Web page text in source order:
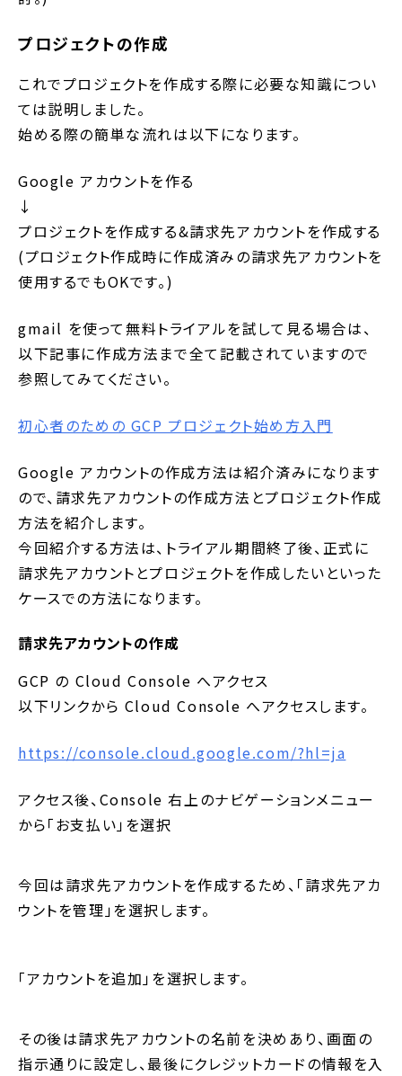
プロジェクトの作成
これでプロジェクトを作成する際に必要な知識につい
ては説明しました。
始める際の簡単な流れは以下になります。
Google アカウントを作る
↓
プロジェクトを作成する&請求先アカウントを作成する
(プロジェクト作成時に作成済みの請求先アカウントを
使用するでもOKです。)
gmail を使って無料トライアルを試して見る場合は、
以下記事に作成方法まで全て記載されていますので
参照してみてください。
初心者のための GCP プロジェクト始め方入門
Google アカウントの作成方法は紹介済みになります
ので、請求先アカウントの作成方法とプロジェクト作成
方法を紹介します。
今回紹介する方法は、トライアル期間終了後、正式に
請求先アカウントとプロジェクトを作成したいといった
ケースでの方法になります。
請求先アカウントの作成
GCP の Cloud Console へアクセス
以下リンクから Cloud Console へアクセスします。
https://console.cloud.google.com/?hl=ja
アクセス後、Console 右上のナビゲーションメニュー
から「お支払い」を選択
今回は請求先アカウントを作成するため、「請求先アカ
ウントを管理」を選択します。
「アカウントを追加」を選択します。
その後は請求先アカウントの名前を決めあり、画面の
指示通りに設定し、最後にクレジットカードの情報を入